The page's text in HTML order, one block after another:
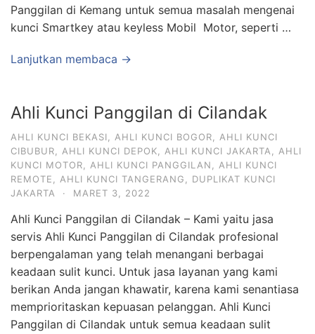
Panggilan di Kemang untuk semua masalah mengenai
kunci Smartkey atau keyless Mobil Motor, seperti …
Lanjutkan membaca →
Ahli Kunci Panggilan di Cilandak
AHLI KUNCI BEKASI AHLI KUNCI BOGOR
AHLI KUNCI
CIBUBUR
AHLI KUNCI DEPOK AHLI KUNCI JAKARTA
AHLI
KUNCI MOTOR
AHLI KUNCI PANGGILAN
AHLI KUNCI
REMOTE
AHLI KUNCI TANGERANG
DUPLIKAT KUNCI
JAKARTA
· MARET 3, 2022
Ahli Kunci Panggilan di Cilandak – Kami yaitu jasa
servis Ahli Kunci Panggilan di Cilandak profesional
berpengalaman yang telah menangani berbagai
keadaan sulit kunci. Untuk jasa layanan yang kami
berikan Anda jangan khawatir, karena kami senantiasa
memprioritaskan kepuasan pelanggan. Ahli Kunci
Panggilan di Cilandak untuk semua keadaan sulit